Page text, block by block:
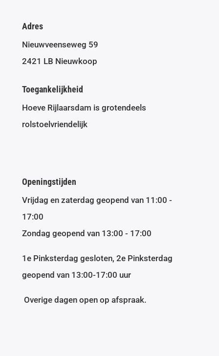
Adres
Nieuwveenseweg 59
2421 LB Nieuwkoop
Toegankelijkheid
Hoeve Rijlaarsdam is grotendeels
rolstoelvriendelijk
Openingstijden
Vrijdag en zaterdag geopend van 11:00 -
17:00
Zondag geopend van 13:00 - 17:00
1e Pinksterdag gesloten, 2e Pinksterdag
geopend van 13:00-17:00 uur
Overige dagen open op afspraak.